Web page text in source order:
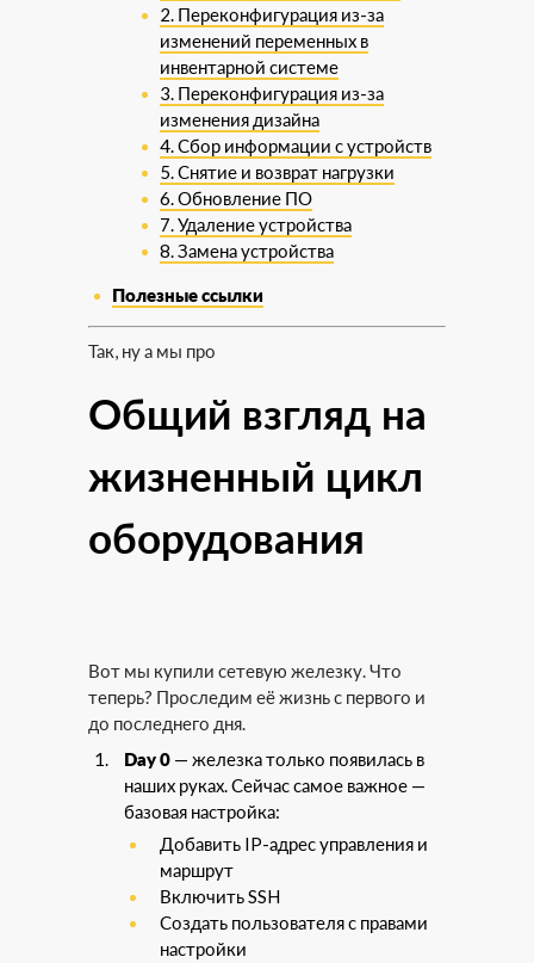
2. Переконфигурация из-за
изменений переменных в
инвентарной системе
3. Переконфигурация из-за
изменения дизайна
4. Сбор информации с устройств
5. Снятие и возврат нагрузки
6. Обновление ПО
7. Удаление устройства
8. Замена устройства
Полезные ссылки
Так, ну а мы про
Общий взгляд на
жизненный цикл
оборудования
Вот мы купили сетевую железку. Что
теперь? Проследим её жизнь с первого и
до последнего дня.
Day 0 — железка только появилась в
наших руках. Сейчас самое важное —
базовая настройка:
Добавить IP-адрес управления и
маршрут
Включить SSH
Создать пользователя с правами
настройки